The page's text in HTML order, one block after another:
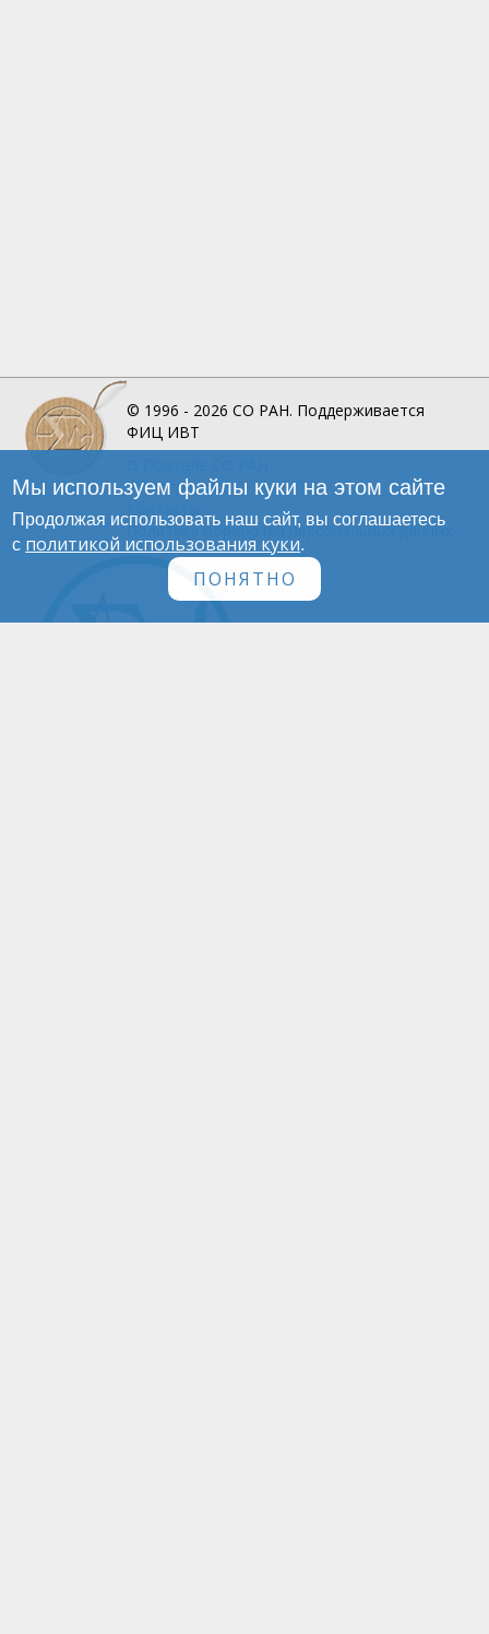
© 1996 - 2026 СО РАН. Поддерживается
ФИЦ ИВТ
Инфографика
Политика обработки персональных данных
Мы используем файлы куки на этом сайте
Продолжая использовать наш сайт, вы соглашаетесь
с политикой использования куки.
ПОНЯТНО